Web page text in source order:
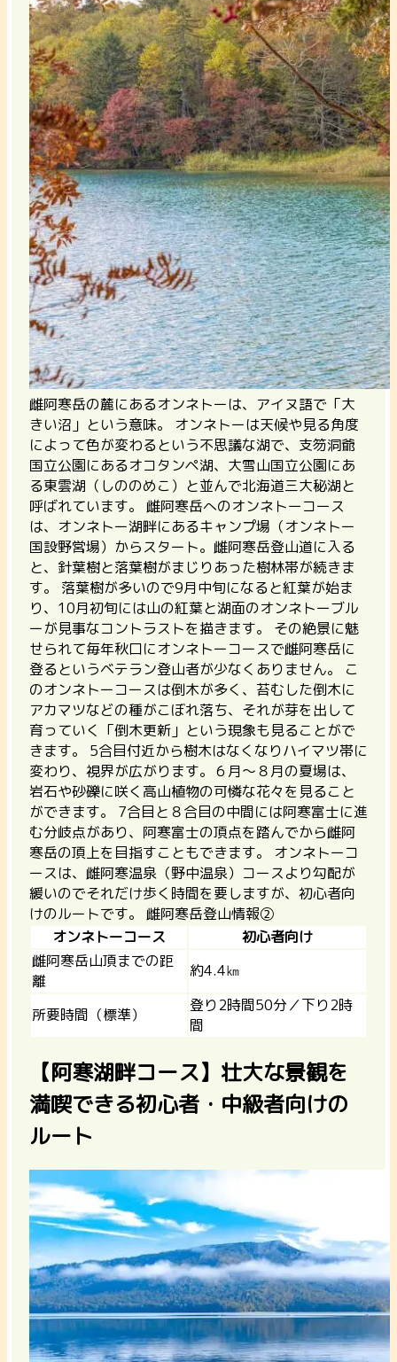
雌阿寒岳の麓にあるオンネトーは、アイヌ語で「大
きい沼」という意味。 オンネトーは天候や見る角度
によって色が変わるという不思議な湖で、支笏洞爺
国立公園にあるオコタンペ湖、大雪山国立公園にあ
る東雲湖（しののめこ）と並んで北海道三大秘湖と
呼ばれています。
雌阿寒岳へのオンネトーコース
は、オンネトー湖畔にあるキャンプ場（オンネトー
国設野営場）からスタート。雌阿寒岳登山道に入る
と、針葉樹と落葉樹がまじりあった樹林帯が続きま
す。 落葉樹が多いので9月中旬になると紅葉が始ま
り、10月初旬には山の紅葉と湖面のオンネトーブル
ーが見事なコントラストを描きます。 その絶景に魅
せられて毎年秋口にオンネトーコースで雌阿寒岳に
登るというベテラン登山者が少なくありません。 こ
のオンネトーコースは倒木が多く、苔むした倒木に
アカマツなどの種がこぼれ落ち、それが芽を出して
育っていく「倒木更新」という現象も見ることがで
きます。
5合目付近から樹木はなくなりハイマツ帯に
変わり、視界が広がります。６月～８月の夏場は、
岩石や砂礫に咲く高山植物の可憐な花々を見ること
ができます。 7合目と８合目の中間には阿寒富士に進
む分岐点があり、阿寒富士の頂点を踏んでから雌阿
寒岳の頂上を目指すこともできます。 オンネトーコ
ースは、雌阿寒温泉（野中温泉）コースより勾配が
緩いのでそれだけ歩く時間を要しますが、初心者向
けのルートです。 雌阿寒岳登山情報②
オンネトーコース
初心者向け
雌阿寒岳山頂までの距
離
約4.4㎞
所要時間（標準）
登り2時間50分／下り2時
間
【阿寒湖畔コース】壮大な景観を
満喫できる初心者・中級者向けの
ルート